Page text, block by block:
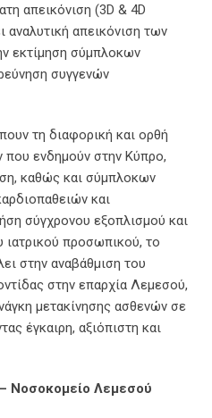
απεικόνιση (3D & 4D
απεικόνιση των
εκτίμηση σύμπλοκων
συγγενών
τη διαφορική και ορθή
ενδημούν στην Κύπρο,
καθώς και σύμπλοκων
και
σύγχρονου εξοπλισμού και
ιατρικού προσωπικού, το
στην αναβάθμιση του
στην επαρχία Λεμεσού,
μετακίνησης ασθενών σε
έγκαιρη, αξιόπιστη και
Νοσοκομείο Λεμεσού